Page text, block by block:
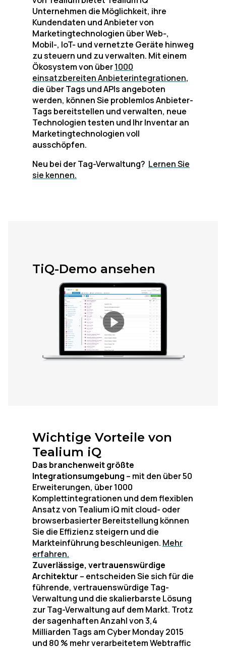
Unternehmen die Möglichkeit, ihre
Kundendaten und Anbieter von
Marketingtechnologien über Web-,
Mobil-, IoT- und vernetzte Geräte hinweg
zu steuern und zu verwalten. Mit einem
Ökosystem von über1000
einsatzbereiten Anbieterintegrationen,
die über Tags und APIs angeboten
werden, können Sie problemlos Anbieter-
Tags bereitstellen und verwalten, neue
Technologien testen und Ihr Inventar an
Marketingtechnologien voll
ausschöpfen.
Neu bei der Tag-Verwaltung? Lernen Sie
sie kennen.
TiQ-Demo ansehen
Wichtige Vorteile von
Tealium iQ
Das branchenweit größte
Integrationsumgebung – mit den über 50
Erweiterungen, über 1000
Komplettintegrationen und dem flexiblen
Ansatz von Tealium iQ mit cloud- oder
browserbasierter Bereitstellung können
Sie die Effizienz steigern und die
Markteinführung beschleunigen. Mehr
erfahren.
Zuverlässige, vertrauenswürdige
Architektur – entscheiden Sie sich für die
führende, vertrauenswürdige Tag-
Verwaltung und die skalierbarste Lösung
zur Tag-Verwaltung auf dem Markt. Trotz
der sagenhaften Anzahl von 3,4
Milliarden Tags am Cyber Monday 2015
und 80 % mehr verarbeitetem Webtraffic